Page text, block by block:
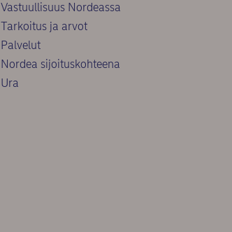
Vastuullisuus Nordeassa
Tarkoitus ja arvot
Palvelut
Nordea sijoituskohteena
Ura